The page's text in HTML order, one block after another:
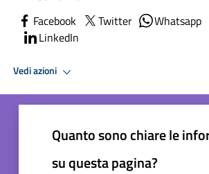
Facebook Twitter Whatsapp
LinkedIn
Vedi azioni
Quanto sono chiare le
su questa pagina?